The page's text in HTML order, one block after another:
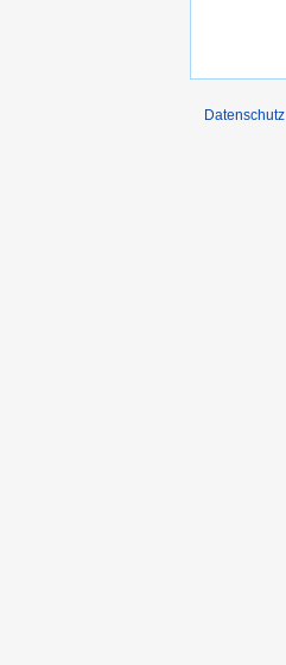
Datenschutz